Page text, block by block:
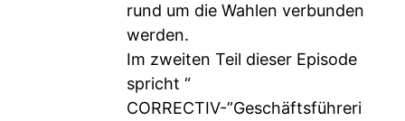
rund um die Wahlen verbunden
werden.
Im zweiten Teil dieser Episode
spricht “
CORRECTIV-”Geschäftsführeri